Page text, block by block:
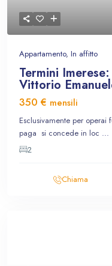
Appartamento, In affitto
Termini
Vittorio
350 € mensili
Esclusivamente per
paga si concede in loc ...
2
Chiama